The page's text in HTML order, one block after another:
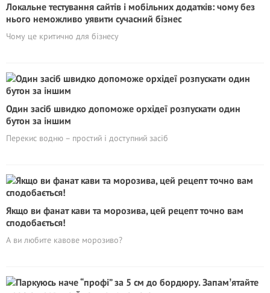
Локальне тестування сайтів і мобільних додатків: чому без
нього неможливо уявити сучасний бізнес
Чому це критично для бізнесу
Один засіб швидко допоможе орхідеї розпускати один
бутон за іншим
Перекис водню – простий і доступний засіб
Якщо ви фанат кави та морозива, цей рецепт точно вам
сподобається!
А ви любите кавове морозиво?